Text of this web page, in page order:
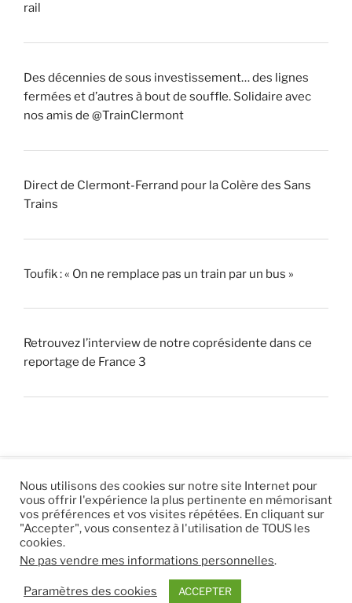
rail
Des décennies de sous investissement… des lignes
fermées et d’autres à bout de souffle. Solidaire avec
nos amis de @TrainClermont
Direct de Clermont-Ferrand pour la Colère des Sans
Trains
Toufik : « On ne remplace pas un train par un bus »
Retrouvez l’interview de notre coprésidente dans ce
reportage de France 3
© 2026 |Mentions légales|Hébergement Eur’Net.|
RSS|sitemap
Nous utilisons des cookies sur notre site Internet pour
vous offrir l'expérience la plus pertinente en mémorisant
vos préférences et vos visites répétées. En cliquant sur
"Accepter", vous consentez à l'utilisation de TOUS les
cookies.
Ne pas vendre mes informations personnelles.
Paramètres des cookies ACCEPTER